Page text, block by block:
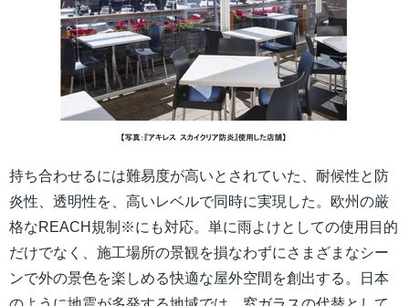
持ち合わせるには難易度が高いとされていた、耐候性と防
炎性、透明性を、高いレベルで同時に実現した。欧州の厳
格なREACH規制※にも対応。単に雨よけとしての使用目的
だけでなく、施工場所の景観を損なわずにさまざまなシー
ンで外の景色を楽しめる快適な屋外空間を創出する。日本